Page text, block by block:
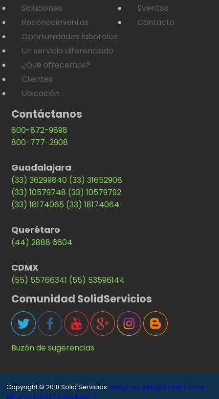
Soluciones
Reconocimientos
Oportunidades laborales
Un servicio diferenciado
¿Qué ofrecemos?
Clientes
Ubicación
Eventos
Contacto
Contáctanos
800-872-9898
800-777-2908
Guadalajara
(33) 36299840 (33) 31652908
(33) 10579748 (33) 10579792
(33) 18174065 (33) 18174064
Querétaro
(44) 2888 6604
CDMX
(55) 55766341 (55) 53596144
Comunidad SolidServicios
Buzón de sugerencias
Copyright © 2018 Solid Servicios design by webgdl.com /Aviso
de privacidad /Aviso legal /